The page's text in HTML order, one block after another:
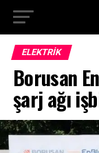
ELEKTRİK
Borusan
şarj ağı